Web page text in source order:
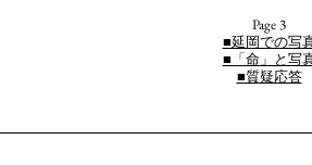
Page 3
■延岡での写
■「命」と写
■質疑応答